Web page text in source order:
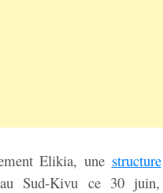
Elikia, une structure
Sud-Kivu ce 30